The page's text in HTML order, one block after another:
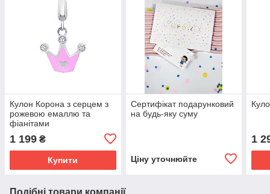
Кулон Корона з серцем з
рожевою емаллю та
фіанітами
1 199 ₴
Купити
Сертифікат подарунковий
на будь-яку суму
Ціну уточнюйте
1
Подібні товари компанії